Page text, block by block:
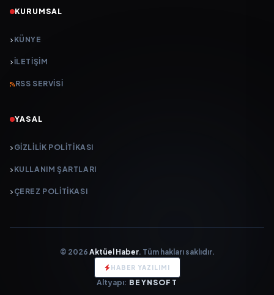
KURUMSAL
KÜNYE
İLETIŞIM
RSS SERVISI
YASAL
GIZLILIK POLITIKASI
KULLANIM ŞARTLARI
ÇEREZ POLITIKASI
© 2026 Aktüel Haber. Tüm hakları saklıdır.
HABER YAZILIMI
Altyapı: BEYNSOFT